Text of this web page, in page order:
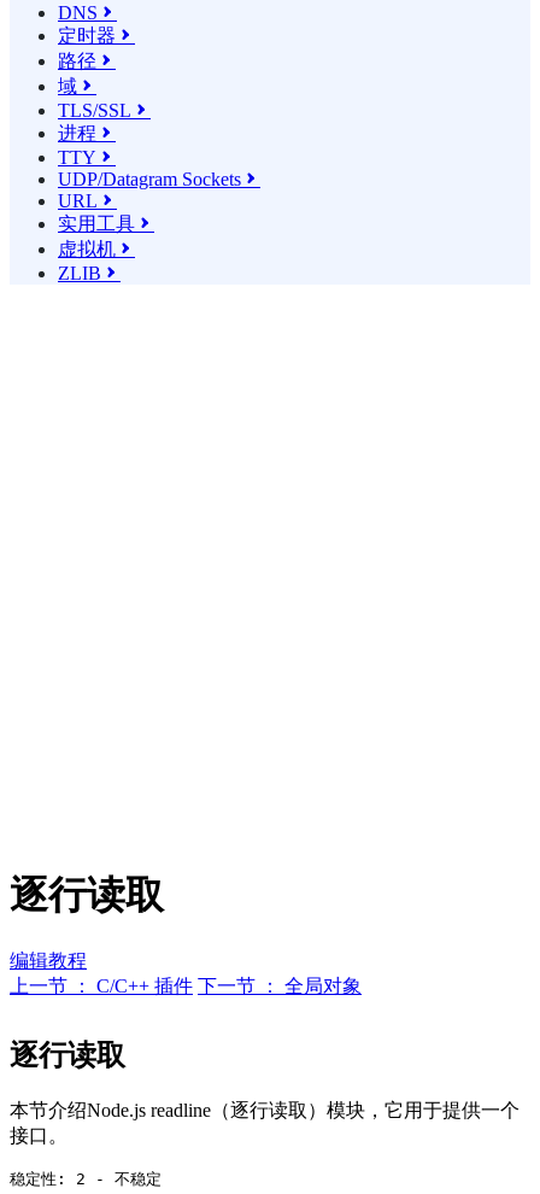
DNS 
定时器 
路径 
域 
TLS/SSL 
进程 
TTY 
UDP/Datagram Sockets 
URL 
实用工具 
虚拟机 
ZLIB 
逐行读取
编辑教程
上一节 ： C/C++ 插件 下一节 ： 全局对象
逐行读取
本节介绍Node.js readline（逐行读取）模块，它用于提供一个
接口。